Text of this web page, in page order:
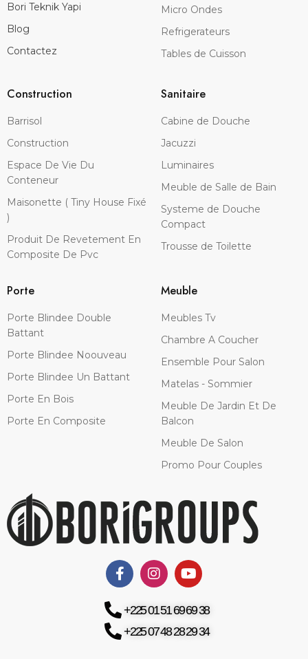
Bori Teknik Yapi
Blog
Contactez
Micro Ondes
Refrigerateurs
Tables de Cuisson
Construction
Barrisol
Construction
Espace De Vie Du
Conteneur
Maisonette ( Tiny House Fixé
)
Produit De Revetement En
Composite De Pvc
Sanitaire
Cabine de Douche
Jacuzzi
Luminaires
Meuble de Salle de Bain
Systeme de Douche
Compact
Trousse de Toilette
Porte
Porte Blindee Double
Battant
Porte Blindee Noouveau
Porte Blindee Un Battant
Porte En Bois
Porte En Composite
Meuble
Meubles Tv
Chambre A Coucher
Ensemble Pour Salon
Matelas - Sommier
Meuble De Jardin Et De
Balcon
Meuble De Salon
Promo Pour Couples
+225 01 51 69 69 38
+225 07 48 28 29 34